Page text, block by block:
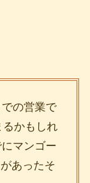
の営業で
かもしれ
マンゴー
あったそ